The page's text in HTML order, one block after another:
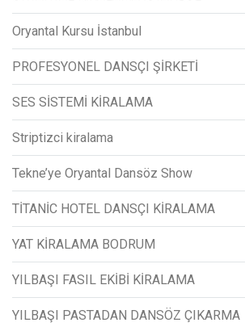
Oryantal Kursu İstanbul
PROFESYONEL DANSÇI ŞİRKETİ
SES SİSTEMİ KİRALAMA
Striptizci kiralama
Tekne’ye Oryantal Dansöz Show
TİTANİC HOTEL DANSÇI KİRALAMA
YAT KİRALAMA BODRUM
YILBAŞI FASIL EKİBİ KİRALAMA
YILBAŞI PASTADAN DANSÖZ ÇIKARMA